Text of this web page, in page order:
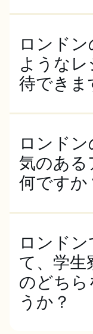
り、冬は涼しく
気候に属し、年
温があるため、
くことをお勧め
ロンド
ような
待できま
ることを知って
しています。包
安心でき、自宅
ロンドン
気のある
何ですか
のチャンスは無
ンガム宮殿を見
り。テムズ川で
んだり、ナイト
は、ロンドンを
をご用意してい
ロンド
て、学生
のどちら
うか？